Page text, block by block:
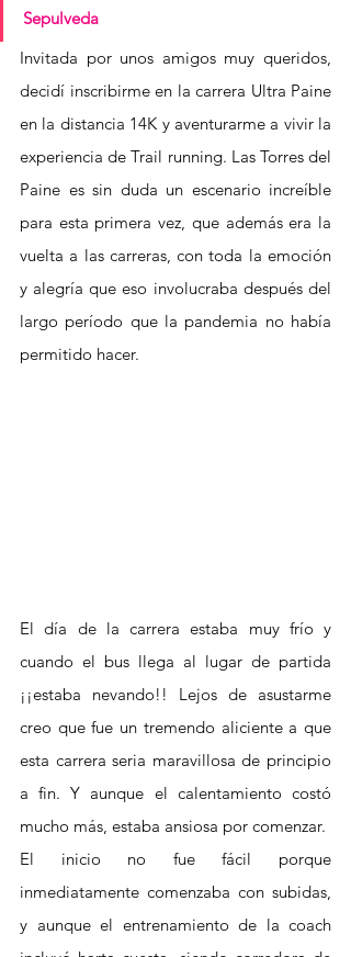
Sepulveda
Invitada por unos amigos muy queridos,
decidí inscribirme en la carrera Ultra Paine
en la distancia 14K y aventurarme a vivir la
experiencia de Trail running. Las Torres del
Paine es sin duda un escenario increíble
para esta primera vez, que además era la
vuelta a las carreras, con toda la emoción
y alegría que eso involucraba después del
largo período que la pandemia no había
permitido hacer.
El día de la carrera estaba muy frío y
cuando el bus llega al lugar de partida
¡¡estaba nevando!! Lejos de asustarme
creo que fue un tremendo aliciente a que
esta carrera seria maravillosa de principio
a fin. Y aunque el calentamiento costó
mucho más, estaba ansiosa por comenzar.
El inicio no fue fácil porque
inmediatamente comenzaba con subidas,
y aunque el entrenamiento de la coach